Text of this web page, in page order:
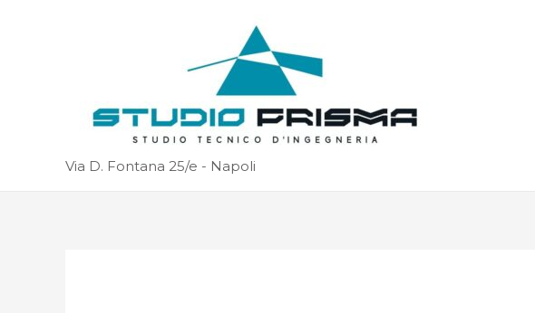
Via D. Fontana 25/e - Napoli